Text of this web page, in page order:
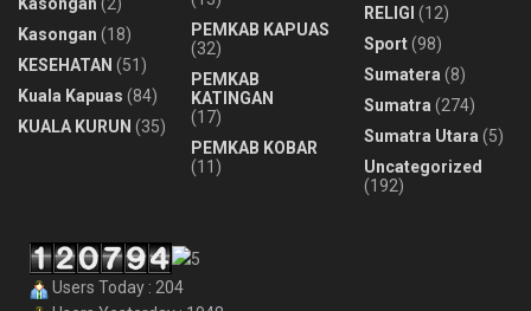
Kasongan (2)
Kasongan (18)
KESEHATAN (51)
Kuala Kapuas (84)
KUALA KURUN (35)
PEMKAB KAPUAS
(32)
PEMKAB
KATINGAN
(17)
PEMKAB KOBAR
(11)
RELIGI (12)
Sport(98)
Sumatera (8)
Sumatra (274)
Sumatra Utara (5)
Uncategorized
(192)
Users Today : 204